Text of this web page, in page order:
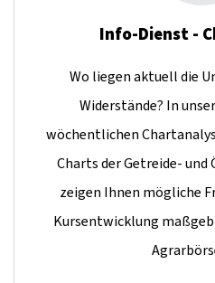
Info-Dienst -
Wo liegen aktuell die
Widerstände? In
wöchentlichen
Charts der Getreide-
zeigen Ihnen mögliche
Kursentwicklung